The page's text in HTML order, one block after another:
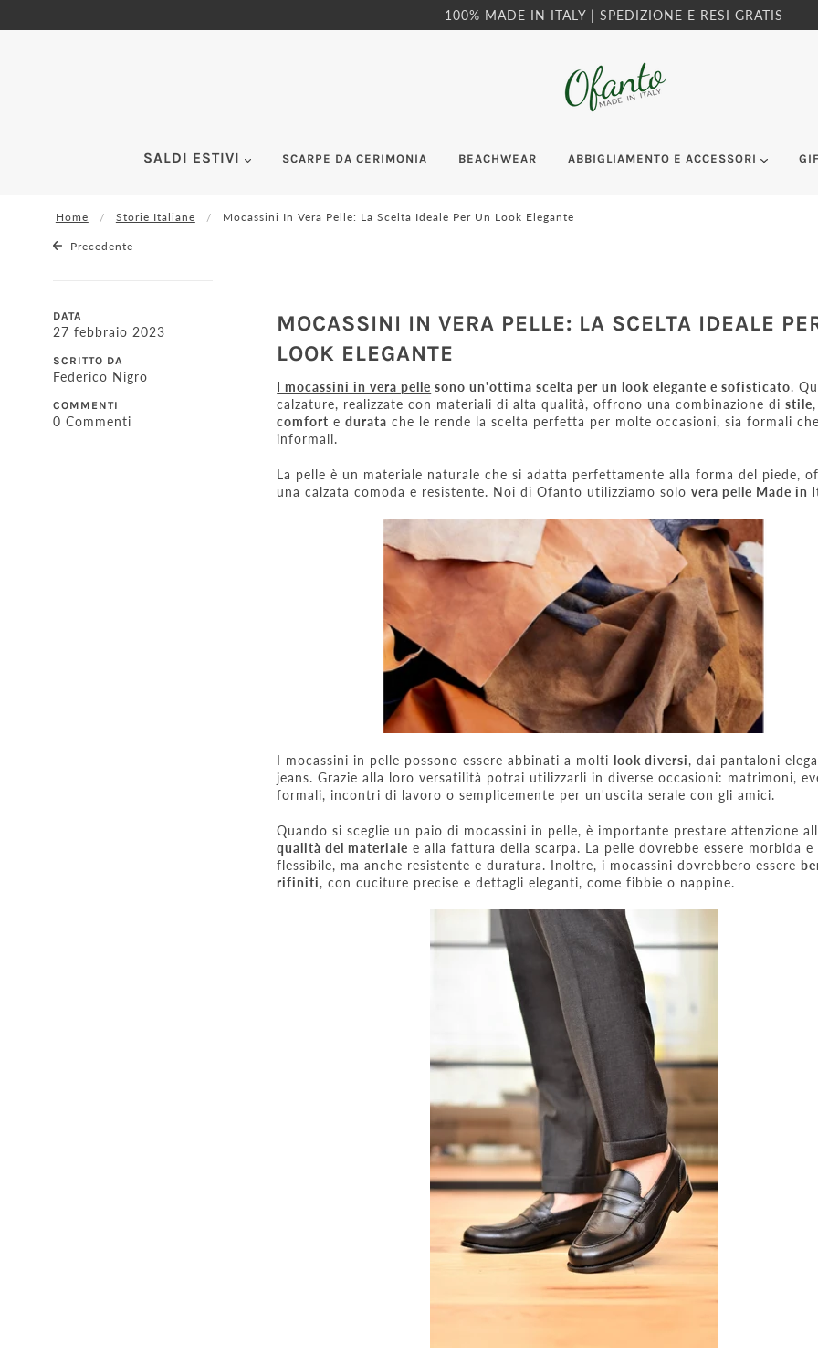
100% MADE IN ITALY | SPEDIZIONE E RESI GRATIS
SALDI ESTIVI SCARPE DA CERIMONIA BEACHWEAR ABBIGLIAMENTO E ACCESSORI
Home Storie Italiane Mocassini In Vera Pelle: La Scelta Ideale Per Un Look Elegante
Precedente
DATA
27 febbraio 2023
SCRITTO DA
Federico Nigro
COMMENTI
0 Commenti
MOCASSINI IN VERA PELLE: LA SCELTA IDEALE
LOOK ELEGANTE
I mocassini in vera pelle sono un'ottima scelta per un look elegante e sofisticato.
calzature, realizzate con materiali di alta qualità, offrono una combinazione distile,
comfort edurata che le rende la scelta perfetta per molte occasioni, sia formali
informali.
La pelle è un materiale naturale che si adatta perfettamente alla forma del piede,
una calzata comoda e resistente. Noi di Ofanto utilizziamo solovera pelle Made in
I mocassini in pelle possono essere abbinati a moltilook diversi, dai pantaloni
jeans. Grazie alla loro versatilità potrai utilizzarli in diverse occasioni: matrimoni,
formali, incontri di lavoro o semplicemente per un'uscita serale con gli amici.
Quando si sceglie un paio di mocassini in pelle, è importante prestare attenzione
qualità del materiale e alla fattura della scarpa. La pelle dovrebbe essere morbida e
flessibile, ma anche resistente e duratura. Inoltre, i mocassini dovrebbero essere
rifiniti, con cuciture precise e dettagli eleganti, come fibbie o nappine.